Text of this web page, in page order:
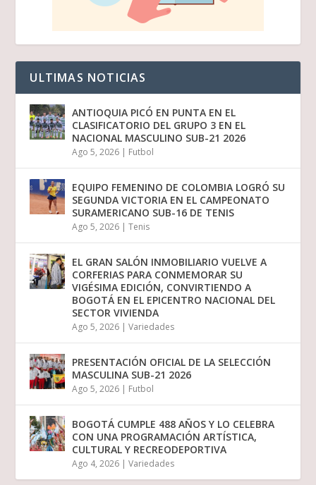
ULTIMAS NOTICIAS
ANTIOQUIA PICÓ EN PUNTA EN EL
CLASIFICATORIO DEL GRUPO 3 EN EL
NACIONAL MASCULINO SUB-21 2026
Ago 5, 2026 | Futbol
EQUIPO FEMENINO DE COLOMBIA LOGRÓ SU
SEGUNDA VICTORIA EN EL CAMPEONATO
SURAMERICANO SUB-16 DE TENIS
Ago 5, 2026 |Tenis
EL GRAN SALÓN INMOBILIARIO VUELVE A
CORFERIAS PARA CONMEMORAR SU
VIGÉSIMA EDICIÓN, CONVIRTIENDO A
BOGOTÁ EN EL EPICENTRO NACIONAL DEL
SECTOR VIVIENDA
Ago 5, 2026 |Variedades
PRESENTACIÓN OFICIAL DE LA SELECCIÓN
MASCULINA SUB-21 2026
Ago 5, 2026 | Futbol
BOGOTÁ CUMPLE 488 AÑOS Y LO CELEBRA
CON UNA PROGRAMACIÓN ARTÍSTICA,
CULTURAL Y RECREODEPORTIVA
Ago 4, 2026 |Variedades